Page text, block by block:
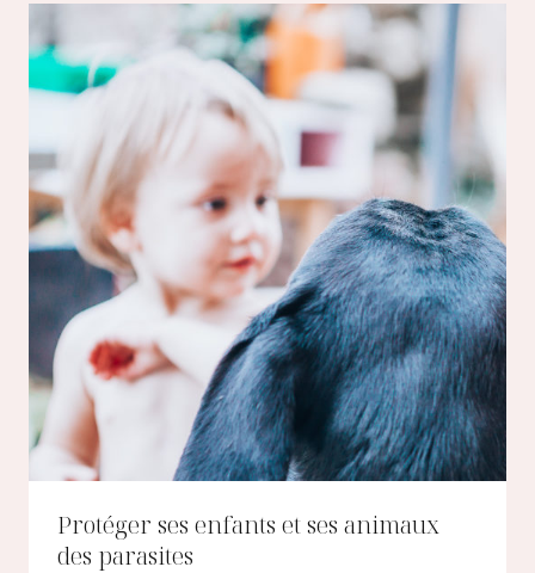
Protéger ses enfants et ses animaux
des parasites